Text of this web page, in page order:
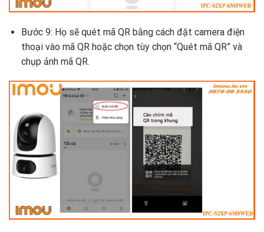
Bước 9: Họ sẽ quét mã QR bằng cách đặt camera điện
thoại vào mã QR hoặc chọn tùy chọn “Quét mã QR” và
chụp ảnh mã QR.